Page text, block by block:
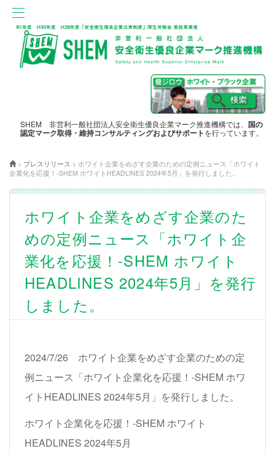
SHEM 非営利一般社団法人安全衛生優良企業マーク推進機構では、 国の
認定マーク取得・維持コンサルティングおよびサポートを行っています。
> プレスリリース > ホワイト企業をめざす企業のための定例ニュース「ホワイト
企業化を応援！-SHEM ホワイトHEADLINES 2024年5月」を発行しました。
ホワイト企業をめざす企業のた
めの定例ニュース「ホワイト企
業化を応援！-SHEM ホワイト
HEADLINES 2024年5月」を発行
しました。
2024/7/26 ホワイト企業をめざす企業のための定
例ニュース「ホワイト企業化を応援！-SHEM ホワ
イトHEADLINES 2024年5月」を発行しました。
ホワイト企業化を応援！-SHEM ホワイト
HEADLINES 2024年5月